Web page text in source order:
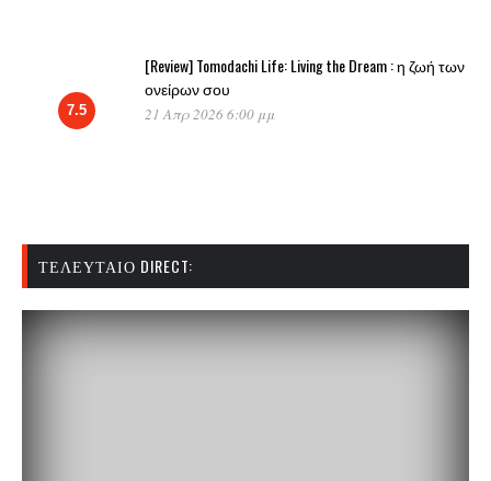
7.5
[Review] Tomodachi Life: Living the Dream : η ζωή των
ονείρων σου
21 Απρ 2026 6:00 μμ
ΤΕΛΕΥΤΑΊΟ DIRECT: